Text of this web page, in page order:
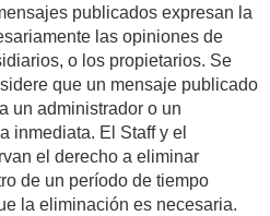
publicados expresan la
las opiniones de
o los propietarios. Se
que un mensaje publicado
un administrador o un
inmediata. El Staff y el
el derecho a eliminar
de un período de tiempo
la eliminación es necesaria.